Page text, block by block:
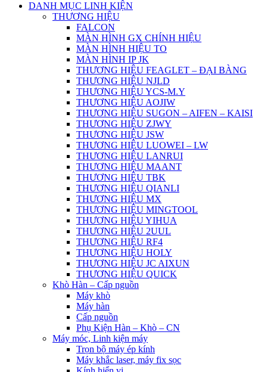
DANH MỤC LINH KIỆN
THƯƠNG HIỆU
FALCON
MÀN HÌNH GX CHÍNH HIỆU
MÀN HÌNH HIỆU TO
MÀN HÌNH IP JK
THƯƠNG HIỆU FEAGLET – ĐẠI BÀNG
THƯƠNG HIỆU NJLD
THƯƠNG HIỆU YCS-M.Y
THƯƠNG HIỆU AOJIW
THƯƠNG HIỆU SUGON – AIFEN – KAISI
THƯƠNG HIỆU ZJWY
THƯƠNG HIỆU JSW
THƯƠNG HIỆU LUOWEI – LW
THƯƠNG HIỆU LANRUI
THƯƠNG HIỆU MAANT
THƯƠNG HIỆU TBK
THƯƠNG HIỆU QIANLI
THƯƠNG HIỆU MX
THƯƠNG HIỆU MINGTOOL
THƯƠNG HIỆU YIHUA
THƯƠNG HIỆU 2UUL
THƯƠNG HIỆU RF4
THƯƠNG HIỆU HOLY
THƯƠNG HIỆU JC AIXUN
THƯƠNG HIỆU QUICK
Khò Hàn – Cấp nguồn
Máy khò
Máy hàn
Cấp nguồn
Phụ Kiện Hàn – Khò – CN
Máy móc, Linh kiện máy
Trọn bộ máy ép kính
Máy khắc laser, máy fix sọc